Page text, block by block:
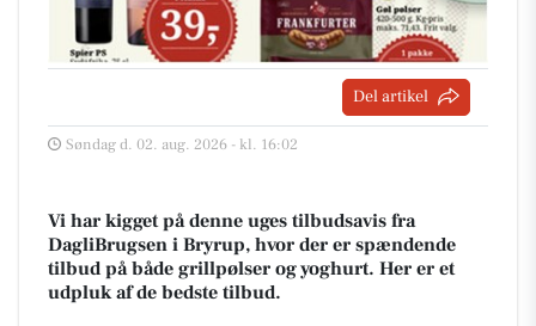
Del artikel
Søndag d. 02. aug. 2026 - kl. 16:02
Vi har kigget på denne uges tilbudsavis fra
DagliBrugsen i Bryrup, hvor der er spændende
tilbud på både grillpølser og yoghurt. Her er et
udpluk af de bedste tilbud.